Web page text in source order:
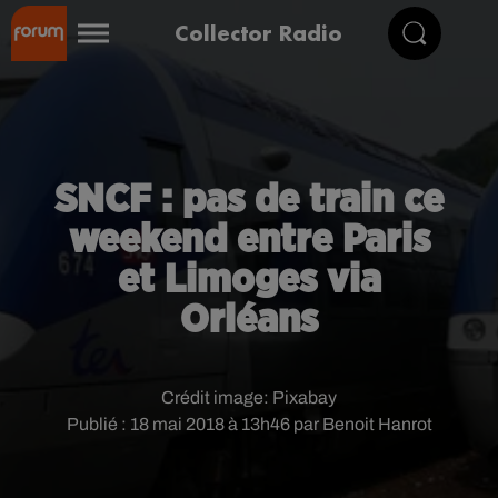
Collector Radio
SNCF : pas de train ce
weekend entre Paris
et Limoges via
Orléans
Publié : 18 mai 2018 à 13h46 par Benoit Hanrot
Crédit image: Pixabay